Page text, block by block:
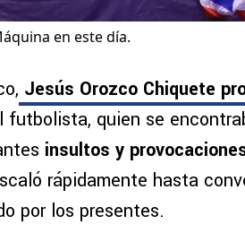
en este día.
Jesús Orozco Chiquete
futbolista, quien se
insultos y
rápidamente hasta
por los presentes.